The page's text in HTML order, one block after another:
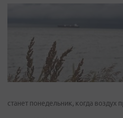
станет понедельник, когда воздух